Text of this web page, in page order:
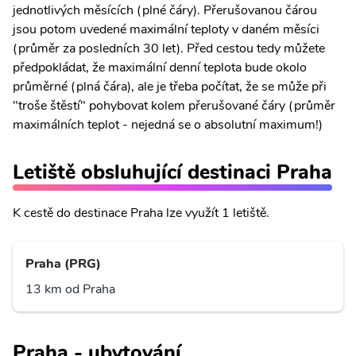
jednotlivých měsících (plné čáry). Přerušovanou čárou
jsou potom uvedené maximální teploty v daném měsíci
(průměr za posledních 30 let). Před cestou tedy můžete
předpokládat, že maximální denní teplota bude okolo
průměrné (plná čára), ale je třeba počítat, že se může při
"troše štěstí" pohybovat kolem přerušované čáry (průměr
maximálních teplot - nejedná se o absolutní maximum!)
Letiště obsluhující destinaci Praha
K cestě do destinace Praha lze využít 1 letiště.
Praha (PRG)
13 km od Praha